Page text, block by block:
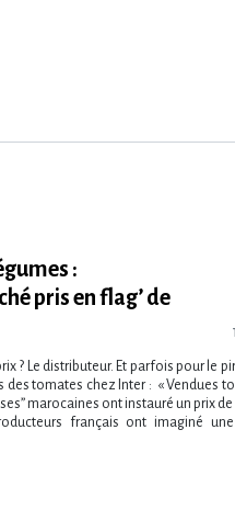
:
pris en flag’ de
? Le distributeur. Et parfois pour le
des tomates chez Inter : « Vendues
marocaines ont instauré un prix de
français ont imaginé